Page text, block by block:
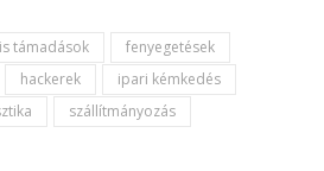
támadások
fenyegetések
hackerek
ipari kémkedés
szállítmányozás